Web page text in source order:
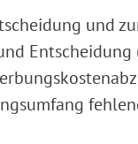
und
Entscheidung